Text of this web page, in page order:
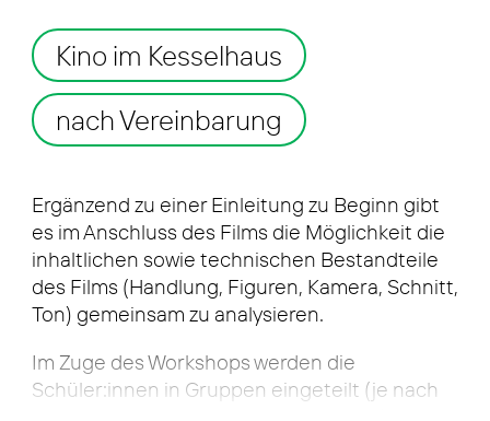
Kino im Kesselhaus
nach Vereinbarung
Ergän­zend zu einer Ein­lei­tung zu Beginn gibt
es im Anschluss des Films die Mög­lich­keit die
inhalt­li­chen sowie tech­ni­schen Bestand­tei­le
des Films (Hand­lung, Figu­ren, Kame­ra, Schnitt,
Ton) gemein­sam zu ana­ly­sie­ren.
Im Zuge des Work­shops wer­den die
Schüler:innen in Grup­pen ein­ge­teilt (je nach